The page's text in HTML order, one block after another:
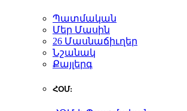
Պատմական
Մեր Մասին
26 Մասնաճիւղեր
Նշանակ
Քայլերգ
ՀՕՄ: